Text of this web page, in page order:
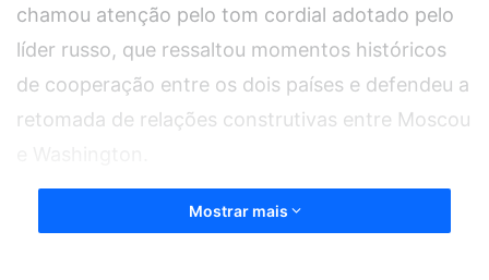
chamou atenção pelo tom cordial adotado pelo
líder russo, que ressaltou momentos históricos
de cooperação entre os dois países e defendeu a
retomada de relações construtivas entre Moscou
Mostrar mais